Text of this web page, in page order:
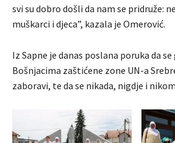
svi su dobro došli da nam se pridruže:
muškarci i djeca”, kazala je Omerović.
Iz Sapne je danas poslana poruka da
Bošnjacima zaštićene zone UN-a
zaboravi, te da se nikada, nigdje i